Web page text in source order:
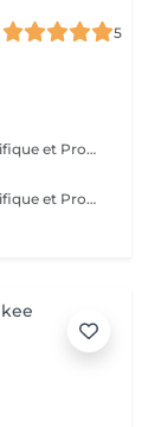
5
Diagnostique, Shampooing Traitant, Soin Spécifique et Produits Coiffants inclus
Diagnostique, Shampooing Traitant, Soin Spécifique et Produits Coiffants inclus